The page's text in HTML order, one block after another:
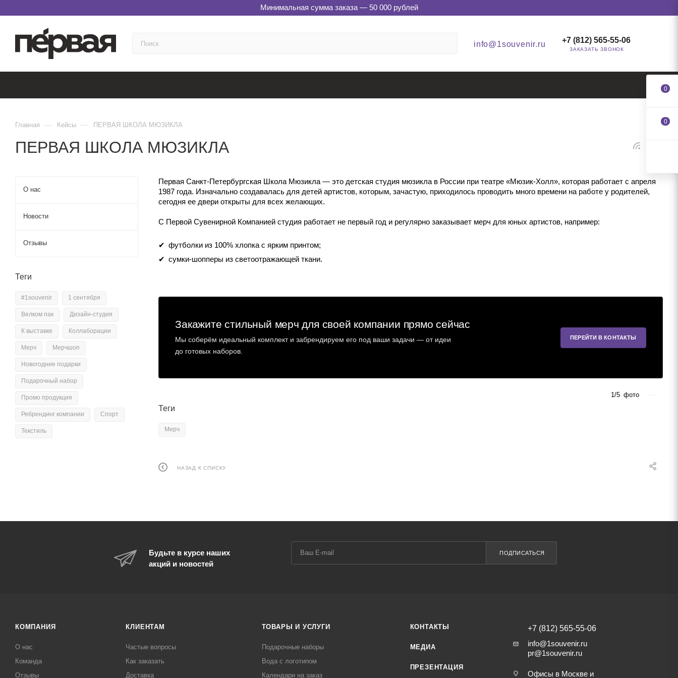
Минимальная сумма заказа — 50 000 рублей
info@1souvenir.ru +7 (812) 565-55-06
ЗАКАЗАТЬ ЗВОНОК
Главная — Кейсы — ПЕРВАЯ ШКОЛА МЮЗИКЛА
ПЕРВАЯ ШКОЛА МЮЗИКЛА
Первая Санкт-Петербургская Школа Мюзикла — это детская студия мюзикла в России при театре «Мюзик-Холл», которая работает с апреля
1987 года. Изначально создавалась для детей артистов, которым, зачастую, приходилось проводить много времени на работе у родителей,
сегодня ее двери открыты для всех желающих.
С Первой Сувенирной Компанией студия работает не первый год и регулярно заказывает мерч для юных артистов, например:
футболки из 100% хлопка с ярким принтом;
сумки-шопперы из светоотражающей ткани.
Закажите стильный мерч для своей компании прямо сейчас
Мы соберём идеальный комплект и забрендируем его под ваши задачи — от идеи
до готовых наборов.
ПЕРЕЙТИ В КОНТАКТЫ
1/5 фото
Теги
Мерч
НАЗАД К СПИСКУ
О нас
Новости
Отзывы
Теги
#1souvenir 1 сентября
Велком пак Дизайн-студия
К выставке Коллаборации
Мерч Мерчшоп
Новогодние подарки
Подарочный набор
Промо продукция
Ребрендинг компании Спорт
Текстиль
Будьте в курсе наших
акций и новостей
ПОДПИСАТЬСЯ
КОМПАНИЯ
О нас
Команда
Отзывы
КЛИЕНТАМ
Частые вопросы
Как заказать
Доставка
ТОВАРЫ И УСЛУГИ
Подарочные наборы
Вода с логотипом
Календари на заказ
КОНТАКТЫ
МЕДИА
ПРЕЗЕНТАЦИЯ
+7 (812) 565-55-06
info@1souvenir.ru
pr@1souvenir.ru
Офисы в Москве и
0
0